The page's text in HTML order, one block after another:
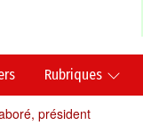
Rubriques
président